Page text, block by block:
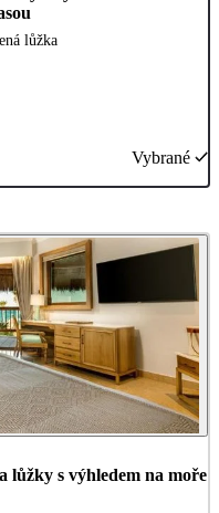
lůžka
Vybrané
lůžky s výhledem na moře